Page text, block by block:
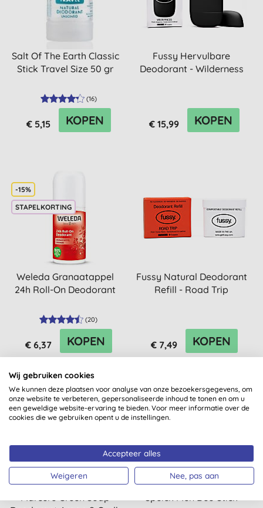
Salt Of The Earth Classic
Stick Travel Size 50 gr
(16)
€ 5,15 KOPEN
Fussy Hervulbare
Deodorant - Wilderness
€ 15,99 KOPEN
-15%
STAPELKORTING
Weleda Granaatappel
24h Roll-On Deodorant
(20)
€ 6,37 KOPEN
Fussy Natural Deodorant
Refill - Road Trip
€ 7,49 KOPEN
Marcel's Green Soap
Speick Men Deo Stick
Wij gebruiken cookies
We kunnen deze plaatsen voor analyse van onze bezoekersgegevens, om
onze website te verbeteren, gepersonaliseerde inhoud te tonen en om u
een geweldige website-ervaring te bieden. Voor meer informatie over de
cookies die we gebruiken opent u de instellingen.
Accepteer alles
Weigeren Nee, pas aan